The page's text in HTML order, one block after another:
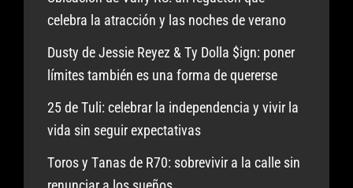
celebra la atracción y las noches de verano
Dusty de Jessie Reyez & Ty Dolla $ign: poner
límites también es una forma de quererse
25 de Tuli: celebrar la independencia y vivir la
vida sin seguir expectativas
Toros y Tanas de R70: sobrevivir a la calle sin